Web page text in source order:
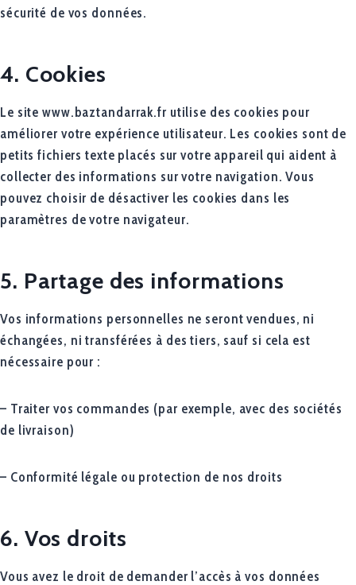
sécurité de vos données.
4. Cookies
Le site www.baztandarrak.fr utilise des cookies pour
améliorer votre expérience utilisateur. Les cookies sont de
petits fichiers texte placés sur votre appareil qui aident à
collecter des informations sur votre navigation. Vous
pouvez choisir de désactiver les cookies dans les
paramètres de votre navigateur.
5. Partage des informations
Vos informations personnelles ne seront vendues, ni
échangées, ni transférées à des tiers, sauf si cela est
nécessaire pour :
– Traiter vos commandes (par exemple, avec des sociétés
de livraison)
– Conformité légale ou protection de nos droits
6. Vos droits
Vous avez le droit de demander l’accès à vos données